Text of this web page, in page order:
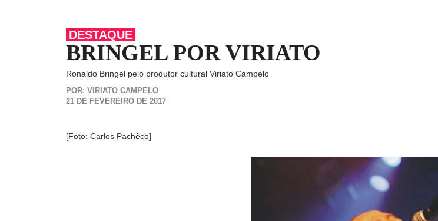
DESTAQUE
BRINGEL POR VIRIATO
Ronaldo Bringel pelo produtor cultural Viriato Campelo
POR: VIRIATO CAMPELO
21 DE FEVEREIRO DE 2017
[Foto: Carlos Pachêco]